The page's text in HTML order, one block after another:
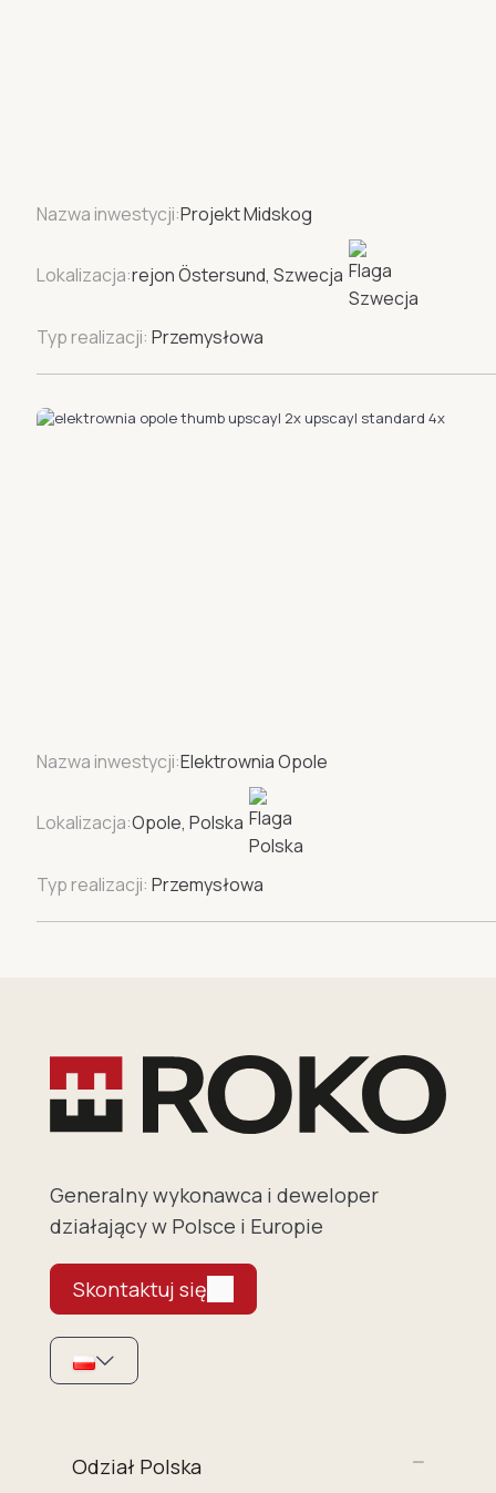
Nazwa inwestycji:Projekt Midskog
Lokalizacja:rejon Östersund, Szwecja
Typ realizacji: Przemysłowa
Nazwa inwestycji:Elektrownia Opole
Lokalizacja:Opole, Polska
Typ realizacji: Przemysłowa
Generalny wykonawca i deweloper
działający w Polsce i Europie
Skontaktuj się
Odział Polska